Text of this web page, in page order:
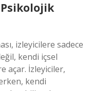
izleyicilere sadece
kendi içsel
açar. İzleyiciler,
kendi